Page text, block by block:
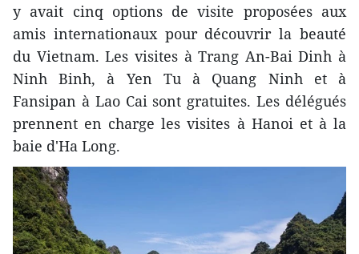
y avait cinq options de visite proposées aux
amis internationaux pour découvrir la beauté
du Vietnam. Les visites à Trang An-Bai Dinh à
Ninh Binh, à Yen Tu à Quang Ninh et à
Fansipan à Lao Cai sont gratuites. Les délégués
prennent en charge les visites à Hanoi et à la
baie d'Ha Long.